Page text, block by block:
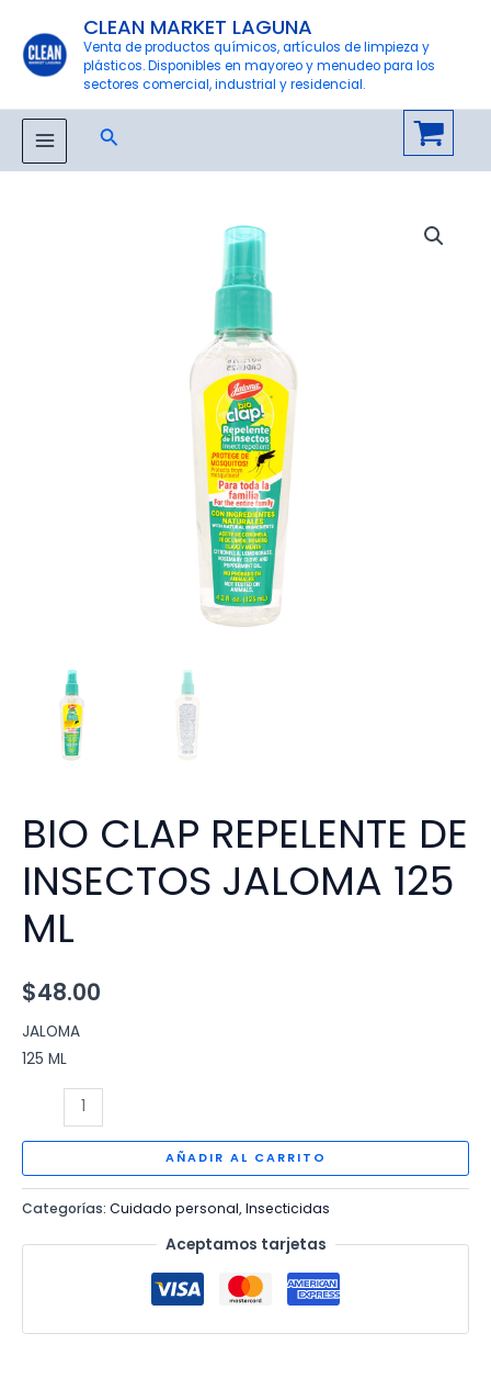
contenido
CLEAN MARKET LAGUNA
Venta de productos químicos, artículos de limpieza y
plásticos. Disponibles en mayoreo y menudeo para los
sectores comercial, industrial y residencial.
MAIN
Buscar
BIO CLAP REPELENTE DE
INSECTOS JALOMA 125
ML
$48.00
JALOMA
125 ML
DE
INSECTOS
AÑADIR AL CARRITO
Categorías: Cuidado personal,Insecticidas
Aceptamos tarjetas